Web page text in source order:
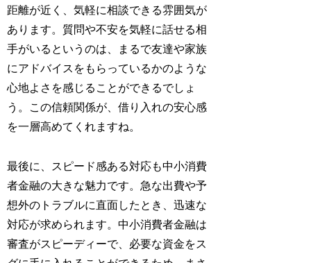
距離が近く、気軽に相談できる雰囲気が
あります。質問や不安を気軽に話せる相
手がいるというのは、まるで友達や家族
にアドバイスをもらっているかのような
心地よさを感じることができるでしょ
う。この信頼関係が、借り入れの安心感
を一層高めてくれますね。
最後に、スピード感ある対応も中小消費
者金融の大きな魅力です。急な出費や予
想外のトラブルに直面したとき、迅速な
対応が求められます。中小消費者金融は
審査がスピーディーで、必要な資金をス